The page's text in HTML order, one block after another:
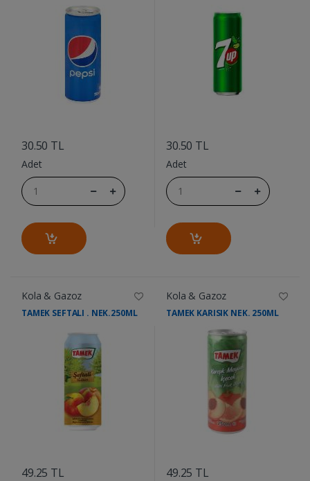
30.50 TL
Adet
30.50 TL
Adet
Kola & Gazoz
TAMEK SEFTALI . NEK.250ML
49.25 TL
Kola & Gazoz
TAMEK KARISIK NEK. 250ML
49.25 TL